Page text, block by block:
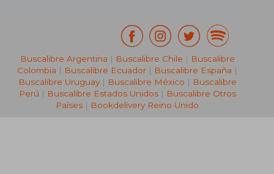
₡ 44.255
Buscalibre Argentina | Buscalibre Chile | Buscalibre
Colombia | Buscalibre Ecuador | Buscalibre España |
Buscalibre Uruguay| Buscalibre México | Buscalibre
Perú | Buscalibre Estados Unidos| Buscalibre Otros
Países | Bookdelivery Reino Unido